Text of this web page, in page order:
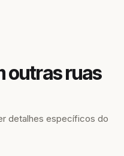
outras ruas
detalhes específicos do